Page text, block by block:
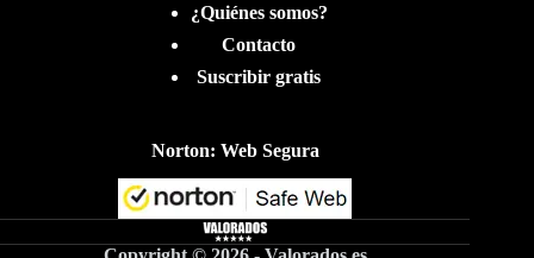
¿Quiénes somos?
Contacto
Suscribir gratis
Norton: Web Segura